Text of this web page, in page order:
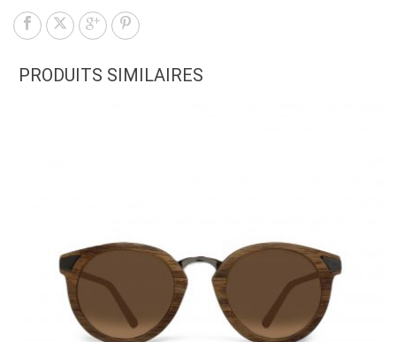
PRODUITS SIMILAIRES